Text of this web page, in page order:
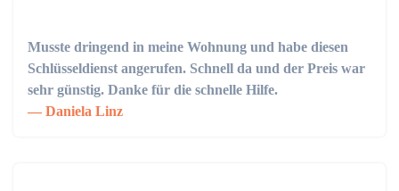
Musste dringend in meine Wohnung und habe diesen
Schlüsseldienst angerufen. Schnell da und der Preis war
sehr günstig. Danke für die schnelle Hilfe.
Daniela Linz